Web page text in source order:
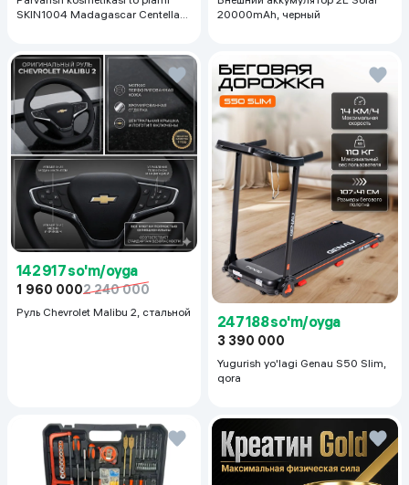
SKIN1004 Madagascar Centella
20000mAh, черный
142 917 so'm/oyga
1 960 0002 240 000
Руль Chevrolet Malibu 2, cтальной
247 188 so'm/oyga
3 390 000
Yugurish yo'lagi Genau S50 Slim,
qora